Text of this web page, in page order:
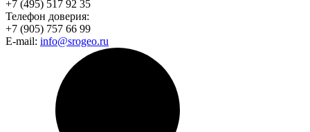
+7 (495) 517 92 35
Телефон доверия:
+7 (905) 757 66 99
E-mail: info@srogeo.ru